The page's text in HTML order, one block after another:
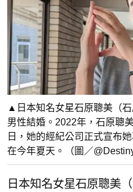
▲日本知名女星石原聰美（
男性結婚。2022年，石原聰
日，她的經紀公司正式宣布
在今年夏天。（圖／
日本知名女星石原聰美